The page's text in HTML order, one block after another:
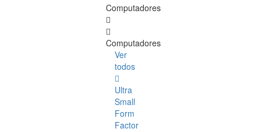
Computadores
Computadores
Ver
todos
Ultra
Small
Form
Factor